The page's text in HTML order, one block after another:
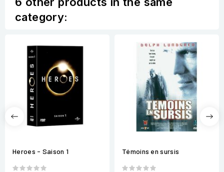
category:
Heroes - Saison 1 Témoins en sursis